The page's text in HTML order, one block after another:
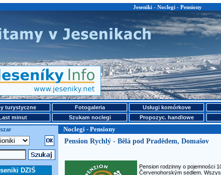
Jeseniki - Noclegi - Pensiony
turystyczne Fotogaleria Usługi komórkove
minut
Szukam noclegi Propozyc. handlowe
Noclegi - Pensiony
DZIŚ
Pension Rychlý - Bělá pod Pradědem, Domašov
Pension rodzinny o pojemności
Červenohorským sedlem.